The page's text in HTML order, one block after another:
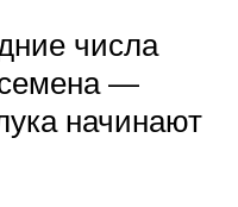
числа
семена —
начинают